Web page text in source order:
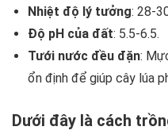
Nhiệt độ lý tưởng: 28-
Độ pH của đất: 5.5-6.5.
Tưới nước đều đặn:
ổn định để giúp cây lúa
Dưới đây là cách